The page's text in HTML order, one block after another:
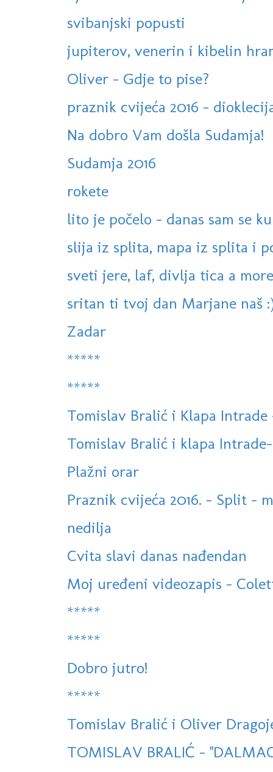
svibanjski popusti
jupiterov, venerin i kibelin
Oliver - Gdje to pise?
praznik cvijeća 2016 -
Na dobro Vam došla Sudamja!
Sudamja 2016
rokete
lito je počelo - danas sam se
slija iz splita, mapa iz splita i
sveti jere, laf, divlja tica a
sritan ti tvoj dan Marjane naš
Zadar
*****
*****
Tomislav Bralić i Klapa Intrade
Tomislav Bralić i klapa
Plažni orar
Praznik cvijeća 2016. - Split -
nedilja
Cvita slavi danas nađendan
Moj uređeni videozapis -
*****
*****
Dobro jutro!
*****
Tomislav Bralić i Oliver
TOMISLAV BRALIĆ -